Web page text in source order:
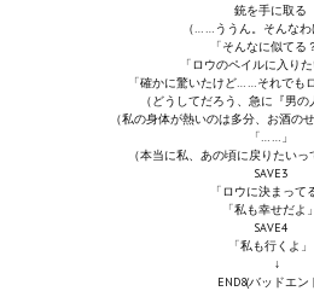
銃を手に取る
（……ううん。そんなわ
「そんなに似てる
「ロウのペイルに入りた
「確かに驚いたけど……それでも
（どうしてだろう、急に『男
（私の身体が熱いのは多分、お酒の
「……」
（本当に私、あの頃に戻りたい
SAVE3
「ロウに決まって
「私も幸せだよ」
SAVE4
「私も行くよ」
↓
END8(バッドエン